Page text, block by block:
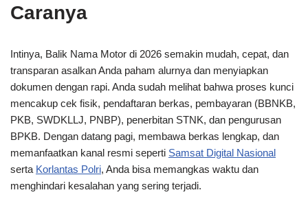
Caranya
Intinya, Balik Nama Motor di 2026 semakin mudah, cepat, dan
transparan asalkan Anda paham alurnya dan menyiapkan
dokumen dengan rapi. Anda sudah melihat bahwa proses kunci
mencakup cek fisik, pendaftaran berkas, pembayaran (BBNKB,
PKB, SWDKLLJ, PNBP), penerbitan STNK, dan pengurusan
BPKB. Dengan datang pagi, membawa berkas lengkap, dan
memanfaatkan kanal resmi seperti Samsat Digital Nasional
serta Korlantas Polri, Anda bisa memangkas waktu dan
menghindari kesalahan yang sering terjadi.